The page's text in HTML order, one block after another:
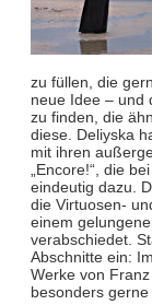
zu füllen, die
neue Idee – und
zu finden, die
diese. Deliyska
mit ihren
„Encore!“, die
eindeutig dazu.
die Virtuosen-
einem
verabschiedet.
Abschnitte ein:
Werke von
besonders